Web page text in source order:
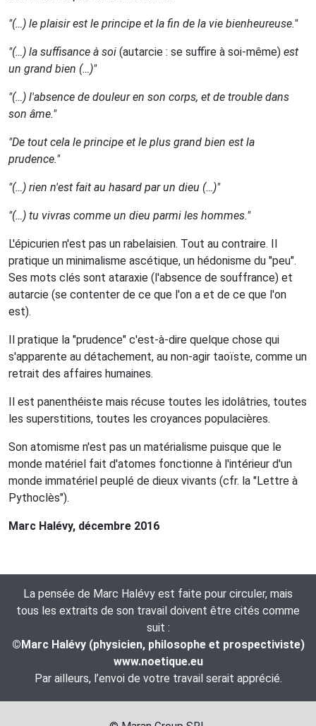
"(…) le plaisir est le principe et la fin de la vie bienheureuse."
"(…) la suffisance à soi (autarcie : se suffire à soi-même) est
un grand bien (…)"
"(…) l'absence de douleur en son corps, et de trouble dans
son âme."
"De tout cela le principe et le plus grand bien est la
prudence."
"(…) rien n'est fait au hasard par un dieu (…)"
"(…) tu vivras comme un dieu parmi les hommes."
L'épicurien n'est pas un rabelaisien. Tout au contraire. Il
pratique un minimalisme ascétique, un hédonisme du "peu".
Ses mots clés sont ataraxie (l'absence de souffrance) et
autarcie (se contenter de ce que l'on a et de ce que l'on
est).
Il pratique la "prudence" c'est-à-dire quelque chose qui
s'apparente au détachement, au non-agir taoïste, comme un
retrait des affaires humaines.
Il est panenthéiste mais récuse toutes les idolâtries, toutes
les superstitions, toutes les croyances populacières.
Son atomisme n'est pas un matérialisme puisque que le
monde matériel fait d'atomes fonctionne à l'intérieur d'un
monde immatériel peuplé de dieux vivants (cfr. la "Lettre à
Pythoclès").
Marc Halévy, décembre 2016
La pensée de Marc Halévy est faite pour circuler, mais
tous les extraits de son travail doivent être cités comme
suit :
©Marc Halévy (physicien, philosophe et prospectiviste)
www.noetique.eu
Par ailleurs, l’envoi de votre travail serait apprécié.